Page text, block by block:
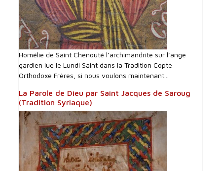
Homélie de Saint Chenouté l’archimandrite sur l’ange
gardien lue le Lundi Saint dans la Tradition Copte
Orthodoxe Frères, si nous voulons maintenant...
La Parole de Dieu par Saint Jacques de Saroug
(Tradition Syriaque)